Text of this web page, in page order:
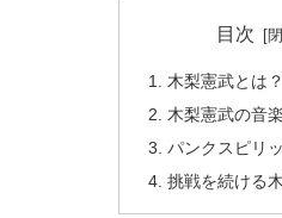
目次
木梨憲武とは？
木梨憲武の音
パンクスピリ
挑戦を続ける